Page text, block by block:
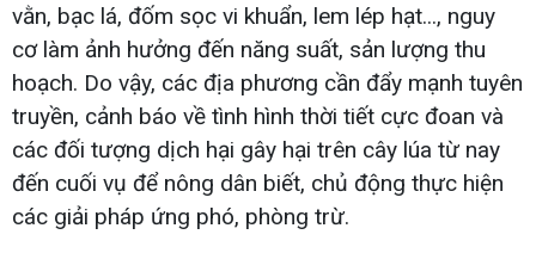
vằn, bạc lá, đốm sọc vi khuẩn, lem lép hạt..., nguy
cơ làm ảnh hưởng đến năng suất, sản lượng thu
hoạch. Do vậy, các địa phương cần đẩy mạnh tuyên
truyền, cảnh báo về tình hình thời tiết cực đoan và
các đối tượng dịch hại gây hại trên cây lúa từ nay
đến cuối vụ để nông dân biết, chủ động thực hiện
các giải pháp ứng phó, phòng trừ.